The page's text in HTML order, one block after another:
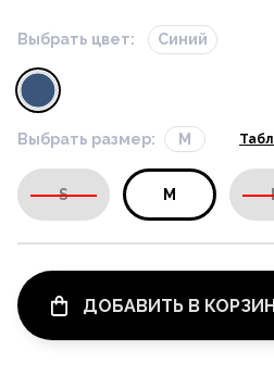
Выбрать цвет: Синий
Выбрать размер: M
S M
ДОБАВИТЬ В